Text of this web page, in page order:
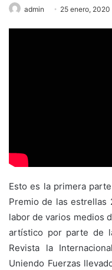
admin 25 enero, 2020
Esto es la primera
Premio de las estrellas
labor de varios medios
artístico por parte de
Revista la
Uniendo Fuerzas